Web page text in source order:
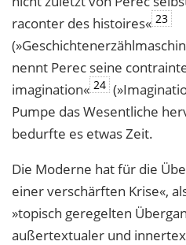
raconter des histoires« 23
nennt Perec seine
imagination« 24
Pumpe das Wesentliche
bedurfte es etwas Zeit.
Die Moderne hat für die
einer verschärften Krise«,
»topisch geregelten
außertextualer und